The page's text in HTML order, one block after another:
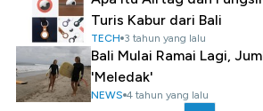
Turis Kabur dari Bali
TECH 3 tahun yang lalu
Bali Mulai Ramai Lagi,
'Meledak'
NEWS 4 tahun yang lalu